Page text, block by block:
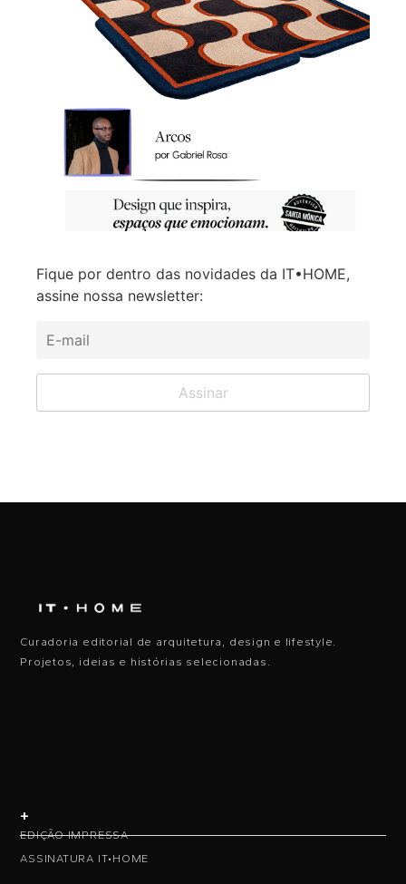
Fique por dentro das novidades da IT•HOME,
assine nossa newsletter:
Curadoria editorial de arquitetura, design e lifestyle.
Projetos, ideias e histórias selecionadas.
+
EDIÇÃO IMPRESSA
ASSINATURA IT•HOME